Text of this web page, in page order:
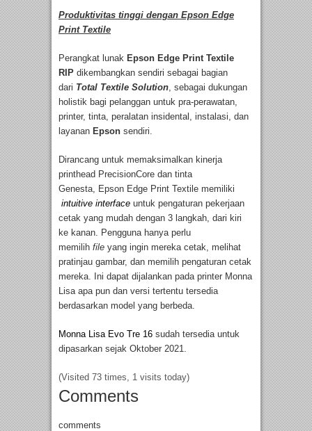
Produktivitas tinggi dengan Epson Edge
Print Textile
Perangkat lunak Epson Edge Print Textile
RIP dikembangkan sendiri sebagai bagian
dari Total Textile Solution, sebagai dukungan
holistik bagi pelanggan untuk pra-perawatan,
printer, tinta, peralatan insidental, instalasi, dan
layanan Epson sendiri.
Dirancang untuk memaksimalkan kinerja
printhead PrecisionCore dan tinta
Genesta, Epson Edge Print Textile memiliki
intuitive interface untuk pengaturan pekerjaan
cetak yang mudah dengan 3 langkah, dari kiri
ke kanan. Pengguna hanya perlu
memilih file yang ingin mereka cetak, melihat
pratinjau gambar, dan memilih pengaturan cetak
mereka. Ini dapat dijalankan pada printer Monna
Lisa apa pun dan versi tertentu tersedia
berdasarkan model yang berbeda.
Monna Lisa Evo Tre 16 sudah tersedia untuk
dipasarkan sejak Oktober 2021.
(Visited 73 times, 1 visits today)
Comments
comments